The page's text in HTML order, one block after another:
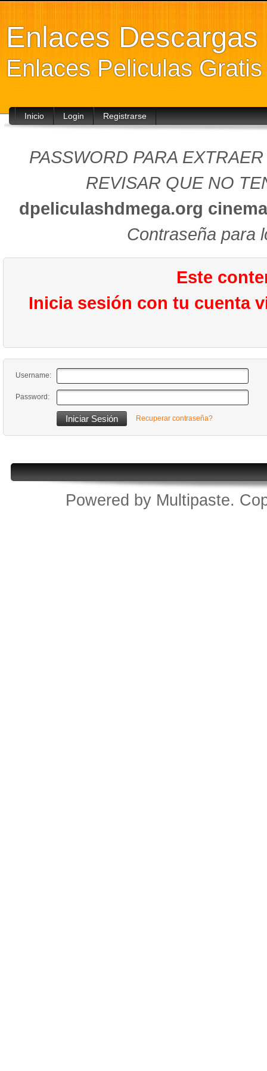
Enlaces
Enlaces Peliculas
Inicio Login Registrarse
PASSWORD PARA
REVISAR QUE NO
dpeliculashdmega.org
Contraseña para
Este
Inicia sesión con tu cuenta
Username:
Password:
Recuperar contraseña?
Powered by Multipaste.